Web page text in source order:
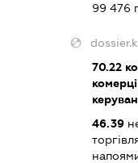
99 476
70.22
46.39